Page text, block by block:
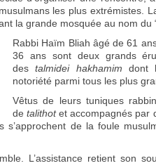
les plus extrémistes.
la grande mosquée au nom du
Rabbi Haïm Bliah âgé de 61
36 ans sont deux grands
des talmidei hakhamim
dont
notoriété parmi tous les plus
Vêtus de leurs tuniques
de talithot et accompagnés par
s’approchent de la foule
L’assistance retient son